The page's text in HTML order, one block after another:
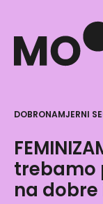
DOBRONAMJERNI
trebamo
na dobre